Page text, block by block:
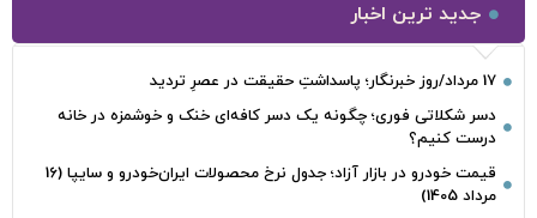
جدید ترین اخبار
17 مرداد/روز خبرنگار؛ پاسداشتِ حقیقت در عصرِ تردید
دسر شکلاتی فوری؛ چگونه یک دسر کافه‌ای خنک و خوشمزه در خانه
درست کنیم؟
قیمت خودرو در بازار آزاد؛ جدول نرخ محصولات ایران‌خودرو و سایپا (16
مرداد 1405)